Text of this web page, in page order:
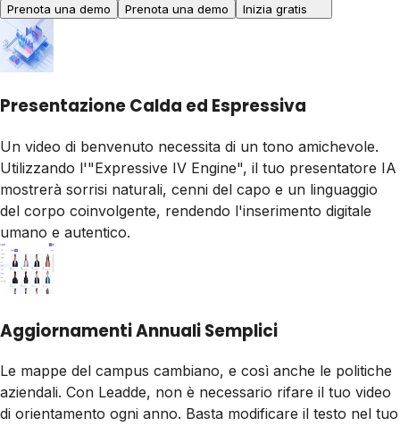
Prenota una demo Prenota una demo Inizia gratis
Presentazione Calda ed Espressiva
Un video di benvenuto necessita di un tono amichevole.
Utilizzando l'"Expressive IV Engine", il tuo presentatore IA
mostrerà sorrisi naturali, cenni del capo e un linguaggio
del corpo coinvolgente, rendendo l'inserimento digitale
umano e autentico.
Aggiornamenti Annuali Semplici
Le mappe del campus cambiano, e così anche le politiche
aziendali. Con Leadde, non è necessario rifare il tuo video
di orientamento ogni anno. Basta modificare il testo nel tuo